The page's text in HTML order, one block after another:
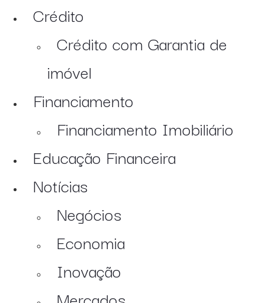
Crédito
Crédito com Garantia de
imóvel
Financiamento
Financiamento Imobiliário
Educação Financeira
Notícias
Negócios
Economia
Inovação